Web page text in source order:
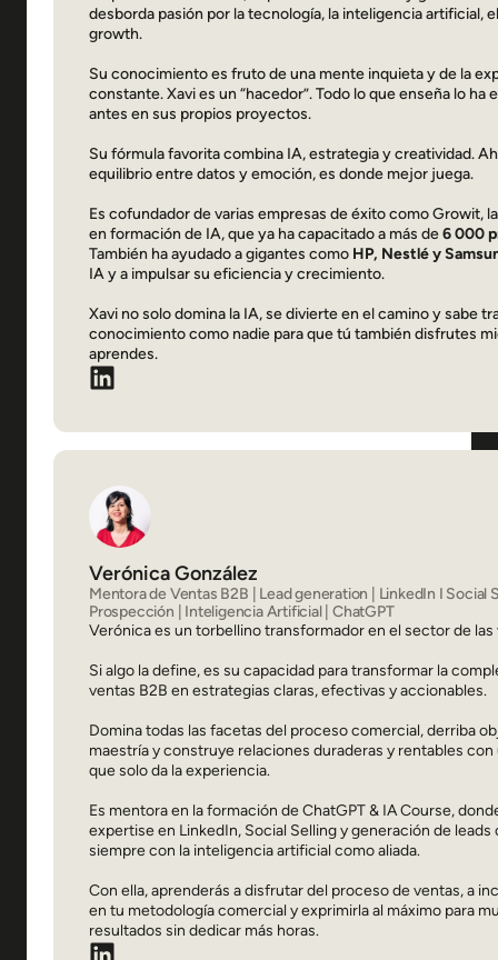
desborda pasión por la tecnología, la inteligencia artificial,
growth.
Su conocimiento es fruto de una mente inquieta y de la
constante. Xavi es un “hacedor”. Todo lo que enseña lo ha
antes en sus propios proyectos.
Su fórmula favorita combina IA, estrategia y creatividad.
equilibrio entre datos y emoción, es donde mejor juega.
Es cofundador de varias empresas de éxito como Growit,
en formación de IA, que ya ha capacitado a más de6 000
También ha ayudado a gigantes como HP, Nestlé y
IA y a impulsar su eficiencia y crecimiento.
Xavi no solo domina la IA, se divierte en el camino y sabe
conocimiento como nadie para que tú también disfrutes
aprendes.
Verónica González
Mentora de Ventas B2B | Lead generation | LinkedIn I Social
Prospección | Inteligencia Artificial | ChatGPT
Verónica es un torbellino transformador en el sector de
Si algo la define, es su capacidad para transformar la
ventas B2B en estrategias claras, efectivas y accionables.
Domina todas las facetas del proceso comercial, derriba
maestría y construye relaciones duraderas y rentables con
que solo da la experiencia.
Es mentora en la formación de ChatGPT & IA Course,
expertise en LinkedIn, Social Selling y generación de leads
siempre con la inteligencia artificial como aliada.
Con ella, aprenderás a disfrutar del proceso de ventas, a
en tu metodología comercial y exprimirla al máximo para
resultados sin dedicar más horas.